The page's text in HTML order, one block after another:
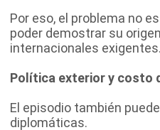
Por eso, el problema no
poder demostrar su
internacionales exigentes.
Política exterior y costo
El episodio también
diplomáticas.